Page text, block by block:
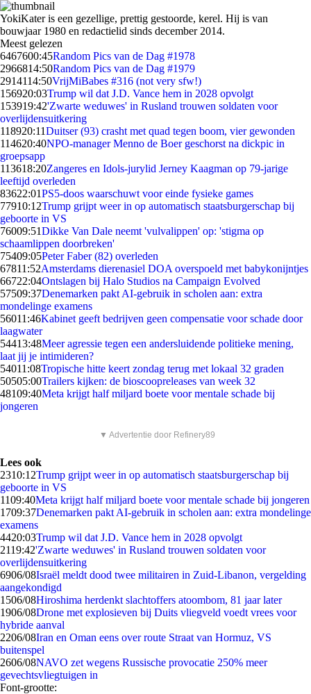
YokiKater is een gezellige, prettig gestoorde, kerel. Hij is van
bouwjaar 1980 en redactielid sinds december 2014.
Meest gelezen
6467600:45Random Pics van de Dag #1978
2966814:50Random Pics van de Dag #1979
2914114:50VrijMiBabes #316 (not very sfw!)
156920:03Trump wil dat J.D. Vance hem in 2028 opvolgt
153919:42'Zwarte weduwes' in Rusland trouwen soldaten voor
overlijdensuitkering
118920:11Duitser (93) crasht met quad tegen boom, vier gewonden
114620:40NPO-manager Menno de Boer geschorst na dickpic in
groepsapp
113618:20Zangeres en Idols-jurylid Jerney Kaagman op 79-jarige
leeftijd overleden
83622:01PS5-doos waarschuwt voor einde fysieke games
77910:12Trump grijpt weer in op automatisch staatsburgerschap bij
geboorte in VS
76009:51Dikke Van Dale neemt 'vulvalippen' op: 'stigma op
schaamlippen doorbreken'
75409:05Peter Faber (82) overleden
67811:52Amsterdams dierenasiel DOA overspoeld met babykonijntjes
66722:04Ontslagen bij Halo Studios na Campaign Evolved
57509:37Denemarken pakt AI-gebruik in scholen aan: extra
mondelinge examens
56011:46Kabinet geeft bedrijven geen compensatie voor schade door
laagwater
54413:48Meer agressie tegen een andersluidende politieke mening,
laat jij je intimideren?
54011:08Tropische hitte keert zondag terug met lokaal 32 graden
50505:00Trailers kijken: de bioscoopreleases van week 32
48109:40Meta krijgt half miljard boete voor mentale schade bij
jongeren
▼ Advertentie door Refinery89
Lees ook
2310:12Trump grijpt weer in op automatisch staatsburgerschap bij
geboorte in VS
1109:40Meta krijgt half miljard boete voor mentale schade bij jongeren
1709:37Denemarken pakt AI-gebruik in scholen aan: extra mondelinge
examens
4420:03Trump wil dat J.D. Vance hem in 2028 opvolgt
2119:42'Zwarte weduwes' in Rusland trouwen soldaten voor
overlijdensuitkering
6906/08Israël meldt dood twee militairen in Zuid-Libanon, vergelding
aangekondigd
1506/08Hiroshima herdenkt slachtoffers atoombom, 81 jaar later
1906/08Drone met explosieven bij Duits vliegveld voedt vrees voor
hybride aanval
2206/08Iran en Oman eens over route Straat van Hormuz, VS
buitenspel
2606/08NAVO zet wegens Russische provocatie 250% meer
gevechtsvliegtuigen in
Font-grootte: